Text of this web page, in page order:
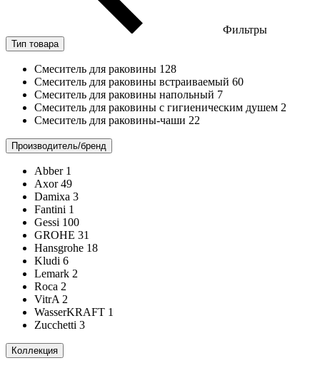
Фильтры
Тип товара
Смеситель для раковины 128
Смеситель для раковины встраиваемый 60
Смеситель для раковины напольный 7
Смеситель для раковины с гигиеническим душем 2
Смеситель для раковины-чаши 22
Производитель/бренд
Abber 1
Axor 49
Damixa 3
Fantini 1
Gessi 100
GROHE 31
Hansgrohe 18
Kludi 6
Lemark 2
Roca 2
VitrA 2
WasserKRAFT 1
Zucchetti 3
Коллекция